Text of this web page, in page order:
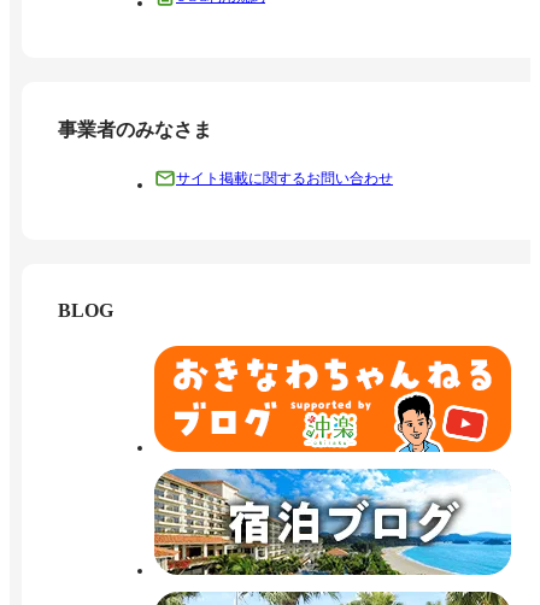
事業者のみなさま
サイト掲載に関するお問い合わせ
BLOG